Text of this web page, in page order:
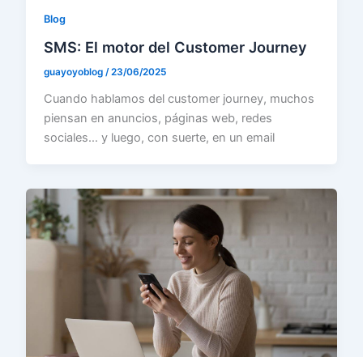
Blog
SMS: El motor del Customer Journey
guayoyoblog /23/06/2025
Cuando hablamos del customer journey, muchos
piensan en anuncios, páginas web, redes
sociales… y luego, con suerte, en un email